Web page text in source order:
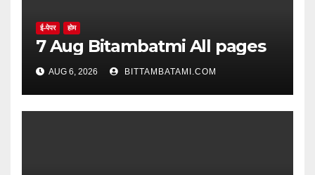
ई-पेपर होम
7 Aug Bitambatmi All pages
AUG 6, 2026 BITTAMBATAMI.COM